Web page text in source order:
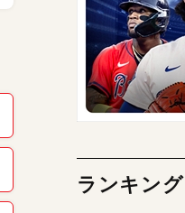
ランキング